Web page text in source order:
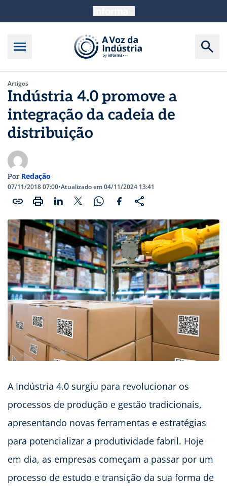
Artigos
Indústria 4.0 promove a
integração da cadeia de
distribuição
Por Redação
07/11/2018 07:00•Atualizado em 04/11/2024 13:41
A Indústria 4.0 surgiu para revolucionar os
processos de produção e gestão tradicionais,
apresentando novas ferramentas e estratégias
para potencializar a produtividade fabril. Hoje
em dia, as empresas começam a passar por um
processo de estudo e transição da sua forma de